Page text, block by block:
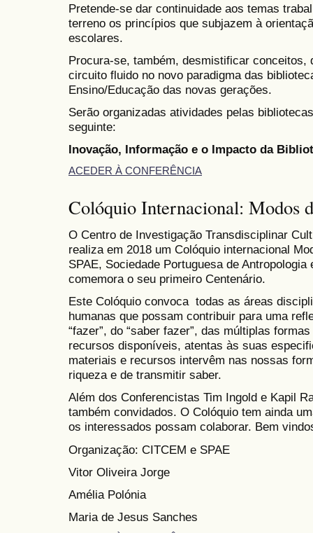
Pretende-se dar continuidade aos temas
terreno os princípios que subjazem à
escolares.
Procura-se, também, desmistificar conceitos,
circuito fluido no novo paradigma das
Ensino/Educação das novas gerações.
Serão organizadas atividades pelas
seguinte:
Inovação, Informação e o Impacto da
ACEDER À CONFERÊNCIA
Colóquio Internacional: Modos
O Centro de Investigação Transdisciplinar
realiza em 2018 um Colóquio internacional
SPAE, Sociedade Portuguesa de
comemora o seu primeiro Centenário.
Este Colóquio convoca todas as áreas
humanas que possam contribuir para uma
“fazer”, do “saber fazer”, das múltiplas
recursos disponíveis, atentas às suas
materiais e recursos intervêm nas nossas
riqueza e de transmitir saber.
Além dos Conferencistas Tim Ingold e Kapil
também convidados. O Colóquio tem ainda
os interessados possam colaborar. Bem
Organização: CITCEM e SPAE
Vitor Oliveira Jorge
Amélia Polónia
Maria de Jesus Sanches